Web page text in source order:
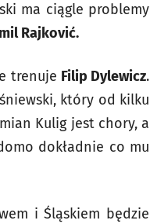
ma ciągle problemy
Rajković.
trenuje Filip Dylewicz.
który od kilku
Kulig jest chory, a
dokładnie co mu
i Śląskiem będzie